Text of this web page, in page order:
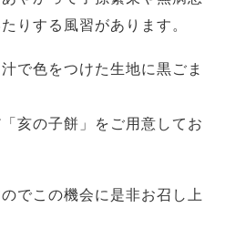
りする風習があります。
で色をつけた生地に黒ごま
亥の子餅」をご用意してお
でこの機会に是非お召し上